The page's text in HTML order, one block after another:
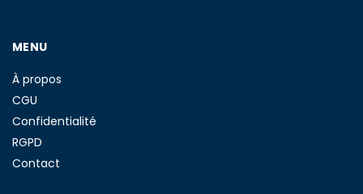
MENU
À propos
CGU
Confidentialité
RGPD
Contact